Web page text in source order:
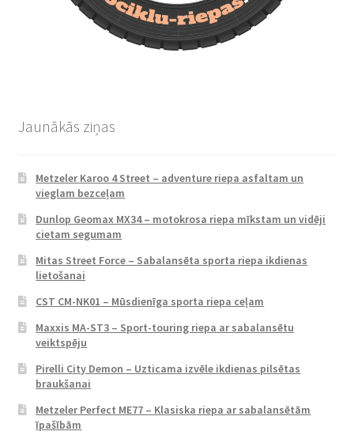
Jaunākās ziņas
Metzeler Karoo 4 Street – adventure riepa asfaltam un
vieglam bezceļam
Dunlop Geomax MX34 – motokrosa riepa mīkstam un vidēji
cietam segumam
Mitas Street Force – Sabalansēta sporta riepa ikdienas
lietošanai
CST CM-NK01 – Mūsdienīga sporta riepa ceļam
Maxxis MA-ST3 – Sport-touring riepa ar sabalansētu
veiktspēju
Pirelli City Demon – Uzticama izvēle ikdienas pilsētas
braukšanai
Metzeler Perfect ME77 – Klasiska riepa ar sabalansētām
īpašībām